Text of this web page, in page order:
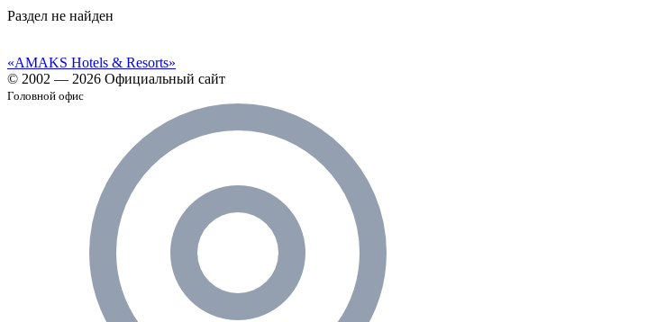
Раздел не найден
«AMAKS Hotels & Resorts»
© 2002 — 2026 Официальный сайт
Головной офис